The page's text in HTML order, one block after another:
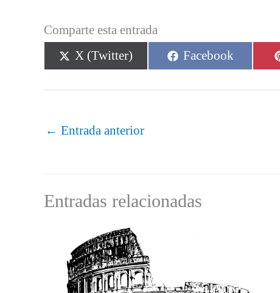
Comparte esta entrada
Compartir
en
X (Twitter)
Compartir
en
Facebook
← Entrada anterior
Entradas relacionadas